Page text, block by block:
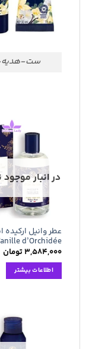
ست-هدیه-
در انبار
عطر وانیل ارکیده
d’Orchidée
۳,۵۸۴,۰۰۰تومان
اطلاعات بیشتر